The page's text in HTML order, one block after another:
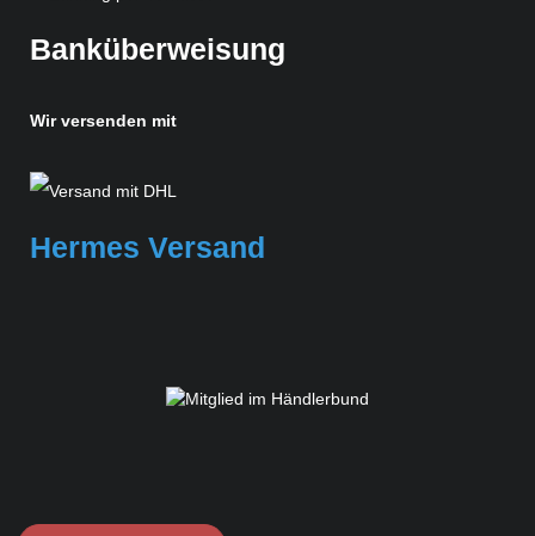
Banküberweisung
Wir versenden mit
Hermes Versand